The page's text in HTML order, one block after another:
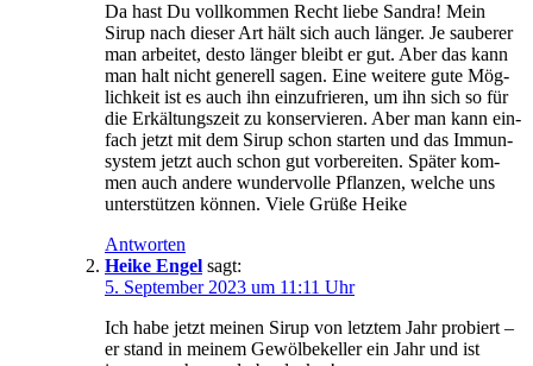
Da hast Du voll­kom­men Recht lie­be San­dra! Mein
Sirup nach die­ser Art hält sich auch län­ger. Je sau­be­rer
man arbei­tet, des­to län­ger bleibt er gut. Aber das kann
man halt nicht gene­rell sagen. Eine wei­te­re gute Mög­
lich­keit ist es auch ihn ein­zu­frie­ren, um ihn sich so für
die Erkäl­tungs­zeit zu kon­ser­vie­ren. Aber man kann ein­
fach jetzt mit dem Sirup schon star­ten und das Immun­
sys­tem jetzt auch schon gut vor­be­rei­ten. Spä­ter kom­
men auch ande­re wun­der­vol­le Pflan­zen, wel­che uns
unter­stüt­zen kön­nen. Vie­le Grü­ße Heike
Antworten
Heike Engel sagt:
5. September 2023 um 11:11 Uhr
Ich habe jetzt mei­nen Sirup von letz­tem Jahr pro­biert –
er stand in mei­nem Gewöl­be­kel­ler ein Jahr und ist